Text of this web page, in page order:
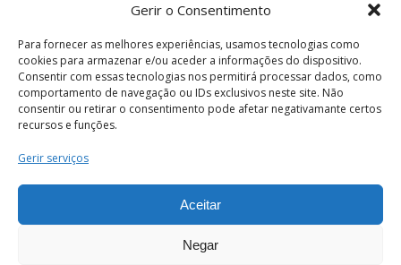
Gerir o Consentimento
Para fornecer as melhores experiências, usamos tecnologias como
cookies para armazenar e/ou aceder a informações do dispositivo.
Consentir com essas tecnologias nos permitirá processar dados, como
comportamento de navegação ou IDs exclusivos neste site. Não
consentir ou retirar o consentimento pode afetar negativamante certos
recursos e funções.
Gerir serviços
Aceitar
Negar
Termos e Condições
os direitos reservados.